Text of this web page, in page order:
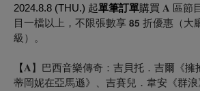
2024.8.8 (THU.) 起單筆訂單購買 𝐀 區節
目一檔以上，不限張數享 𝟴𝟱 折優惠（大
級）。
【𝐀】巴西音樂傳奇：吉貝托．吉爾《擁
蒂岡妮在亞馬遜》、吉賽兒．韋安《群